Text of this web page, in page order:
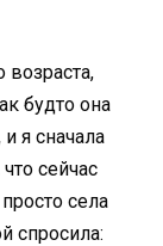
будто она
я сначала
сейчас
села
спросила: